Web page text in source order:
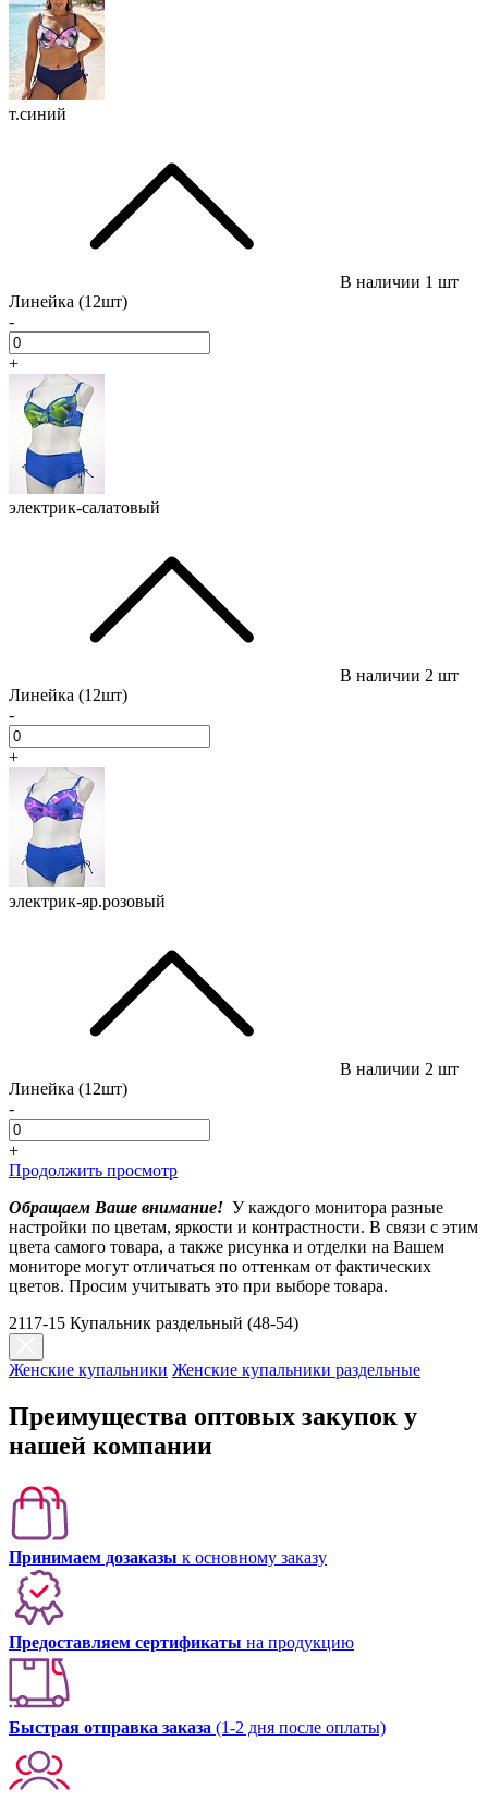
т.синий
В наличии 1 шт
Линейка (12шт)
-
+
электрик-салатовый
В наличии 2 шт
Линейка (12шт)
-
+
электрик-яр.розовый
В наличии 2 шт
Линейка (12шт)
-
+
Продолжить просмотр
Обращаем Ваше внимание! У каждого монитора разные
настройки по цветам, яркости и контрастности. В связи с этим
цвета самого товара, а также рисунка и отделки на Вашем
мониторе могут отличаться по оттенкам от фактических
цветов. Просим учитывать это при выборе товара.
2117-15 Купальник раздельный (48-54)
Женские купальники Женские купальники раздельные
Преимущества оптовых закупок у
нашей компании
Принимаем дозаказы к основному заказу
Предоставляем сертификаты на продукцию
Быстрая отправка заказа (1-2 дня после оплаты)